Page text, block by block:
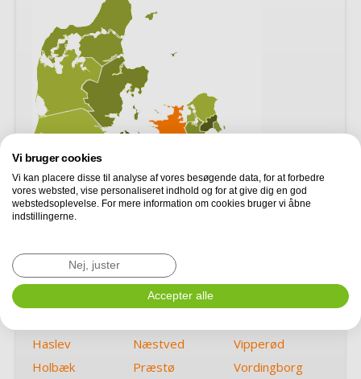
Asnæs Korsør
Dianalund
Køge
Nykøbing F
Haslev
Næstved
Vipperød
Holbæk
Præstø
Vordingborg
Vi bruger cookies
Vi kan placere disse til analyse af vores besøgende data, for at forbedre
vores websted, vise personaliseret indhold og for at give dig en god
webstedsoplevelse. For mere information om cookies bruger vi åbne
indstillingerne.
Nej, juster
Accepter alle